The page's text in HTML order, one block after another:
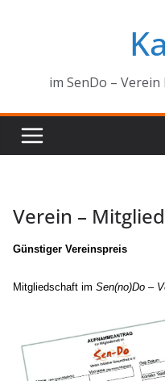
im SenDo –
Verein –
Günstiger Vereinspreis
Mitgliedschaft im Sen(no)Do –